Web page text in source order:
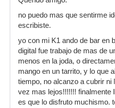
no puedo mas que sentirme
escribiste.
yo con mi K1 ando de bar en
digital fue trabajo de mas de
menos en la joda, o
mango en un tarrito, y lo que
tiempo, no alcanzo a cubrir ni
vez mas lejos!!!!!!! finalmente
es que lo disfruto muchismo.